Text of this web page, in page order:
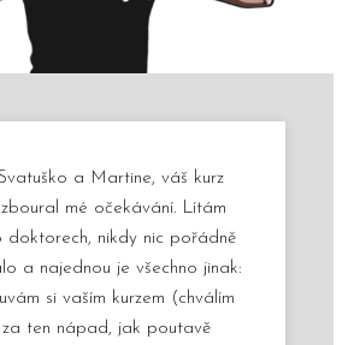
a Martine, váš kurz
zboural mé očekávání. Lítám
doktorech, nikdy nic pořádně
a najednou je všechno jinak:
si vaším kurzem (chválím
ten nápad, jak poutavě